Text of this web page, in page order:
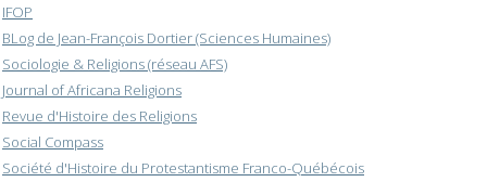
IFOP
BLog de Jean-François Dortier (Sciences Humaines)
Sociologie & Religions (réseau AFS)
Journal of Africana Religions
Revue d'Histoire des Religions
Social Compass
Société d'Histoire du Protestantisme Franco-Québécois